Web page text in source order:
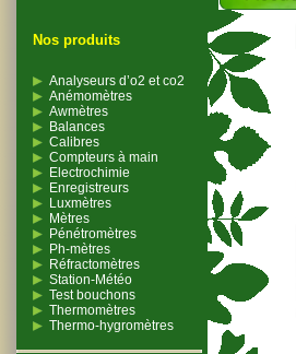
Nos produits
Analyseurs d’o2 et co2
Anémomètres
Awmètres
Balances
Calibres
Compteurs à main
Electrochimie
Enregistreurs
Luxmètres
Mètres
Pénétromètres
Ph-mètres
Réfractomètres
Station-Météo
Test bouchons
Thermomètres
Thermo-hygromètres